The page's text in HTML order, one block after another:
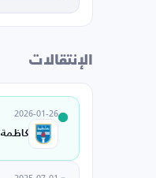
الإنتقالات
2026-01-26
كاظمة